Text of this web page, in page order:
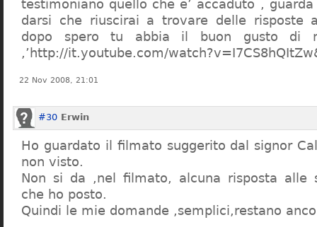
testimoniano quello che e’ accaduto , guarda
darsi che riuscirai a trovare delle risposte
dopo spero tu abbia il buon gusto di
,’http://it.youtube.com/
22 Nov 2008, 21:01
#30 Erwin
Ho guardato il filmato suggerito dal signor
non visto.
Non si da ,nel filmato, alcuna risposta alle
che ho posto.
Quindi le mie domande ,semplici,restano